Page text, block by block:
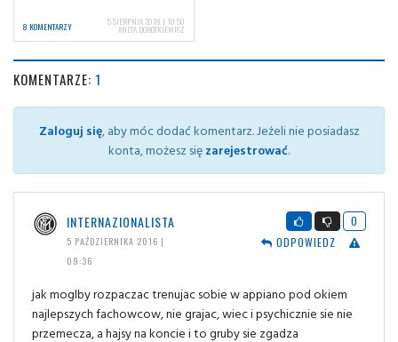
8 KOMENTARZY 5 SIERPNIA 2018 | 10:50
ANETA DOROTKIEWICZ
KOMENTARZE: 1
Zaloguj się, aby móc dodać komentarz. Jeżeli nie posiadasz
konta, możesz sięzarejestrować.
INTERNAZIONALISTA
5 PAŹDZIERNIKA 2016 |
09:36
0
ODPOWIEDZ
jak moglby rozpaczac trenujac sobie w appiano pod okiem
najlepszych fachowcow, nie grajac, wiec i psychicznie sie nie
przemecza, a hajsy na koncie i to gruby sie zgadza